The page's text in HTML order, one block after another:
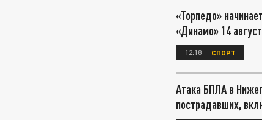
«Торпедо»
«Динамо» 14
12:18 СПОРТ
Атака БПЛА в
пострадавших,